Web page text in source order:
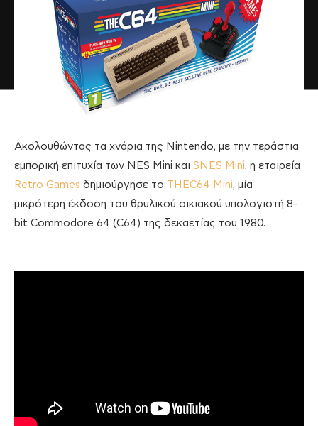
Ακολουθώντας τα χνάρια της Nintendo, με την τεράστια
εμπορική επιτυχία των NES Mini και SNES Mini, η εταιρεία
Retro Games δημιούργησε το THEC64 Mini, μία
μικρότερη έκδοση του θρυλικού οικιακού υπολογιστή 8-
bit Commodore 64 (C64) της δεκαετίας του 1980.